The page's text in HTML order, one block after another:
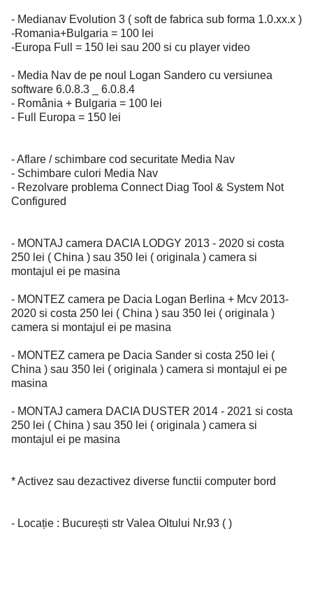
- Medianav Evolution 3 ( soft de fabrica sub forma 1.0.xx.x )
-Romania+Bulgaria = 100 lei
-Europa Full = 150 lei sau 200 si cu player video
- Media Nav de pe noul Logan Sandero cu versiunea
software 6.0.8.3 _ 6.0.8.4
- România + Bulgaria = 100 lei
- Full Europa = 150 lei
- Aflare / schimbare cod securitate Media Nav
- Schimbare culori Media Nav
- Rezolvare problema Connect Diag Tool & System Not
Configured
- MONTAJ camera DACIA LODGY 2013 - 2020 si costa
250 lei ( China ) sau 350 lei ( originala ) camera si
montajul ei pe masina
- MONTEZ camera pe Dacia Logan Berlina + Mcv 2013-
2020 si costa 250 lei ( China ) sau 350 lei ( originala )
camera si montajul ei pe masina
- MONTEZ camera pe Dacia Sander si costa 250 lei (
China ) sau 350 lei ( originala ) camera si montajul ei pe
masina
- MONTAJ camera DACIA DUSTER 2014 - 2021 si costa
250 lei ( China ) sau 350 lei ( originala ) camera si
montajul ei pe masina
* Activez sau dezactivez diverse functii computer bord
- Locație : București str Valea Oltului Nr.93 ( )